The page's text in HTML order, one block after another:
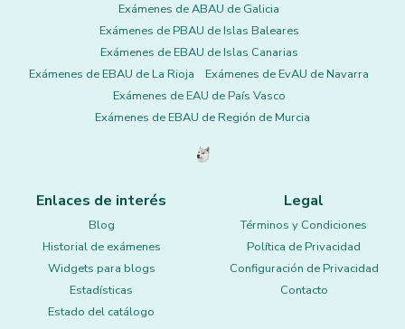
Exámenes de ABAU de Galicia
Exámenes de PBAU de Islas Baleares
Exámenes de EBAU de Islas Canarias
Exámenes de EBAU de La Rioja
Exámenes de EvAU de Navarra
Exámenes de EAU de País Vasco
Exámenes de EBAU de Región de Murcia
Enlaces de interés
Blog
Historial de exámenes
Widgets para blogs
Estadísticas
Estado del catálogo
Legal
Términos y Condiciones
Política de Privacidad
Configuración de Privacidad
Contacto